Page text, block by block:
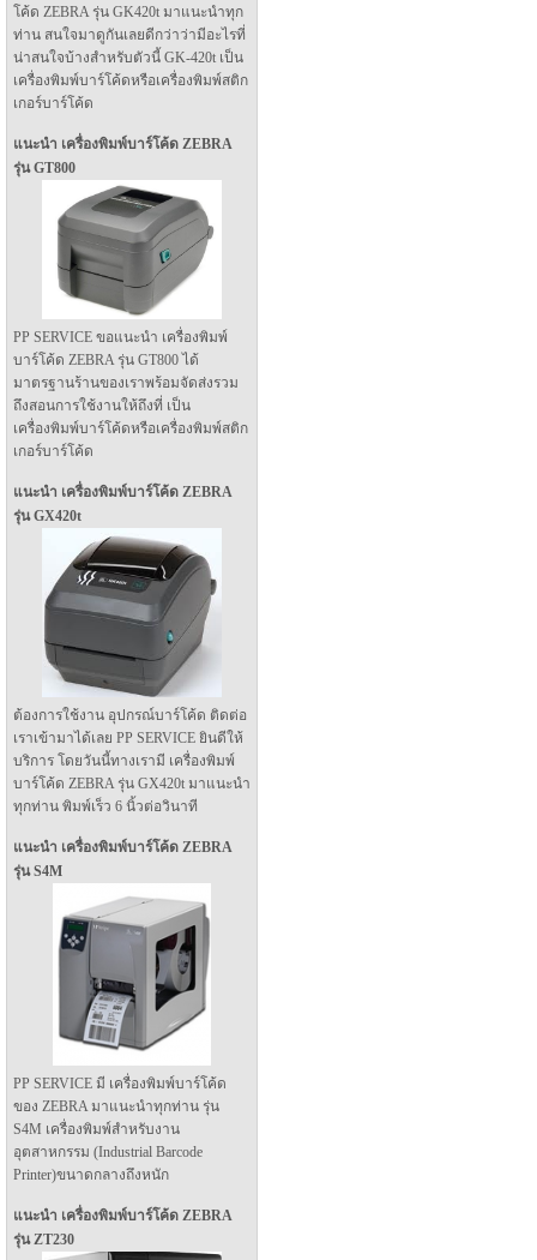
โค้ด ZEBRA รุ่น GK420t มาแนะนำทุก
ท่าน สนใจมาดูกันเลยดีกว่าว่ามีอะไรที่
น่าสนใจบ้างสำหรับตัวนี้ GK-420t เป็น
เครื่องพิมพ์บาร์โค้ดหรือเครื่องพิมพ์สติก
เกอร์บาร์โค้ด
แนะนำ เครื่องพิมพ์บาร์โค้ด ZEBRA
รุ่น GT800
PP SERVICE ขอแนะนำ เครื่องพิมพ์
บาร์โค้ด ZEBRA รุ่น GT800 ได้
มาตรฐานร้านของเราพร้อมจัดส่งรวม
ถึงสอนการใช้งานให้ถึงที่ เป็น
เครื่องพิมพ์บาร์โค้ดหรือเครื่องพิมพ์สติก
เกอร์บาร์โค้ด
แนะนำ เครื่องพิมพ์บาร์โค้ด ZEBRA
รุ่น GX420t
ต้องการใช้งาน อุปกรณ์บาร์โค้ด ติดต่อ
เราเข้ามาได้เลย PP SERVICE ยินดีให้
บริการ โดยวันนี้ทางเรามี เครื่องพิมพ์
บาร์โค้ด ZEBRA รุ่น GX420t มาแนะนำ
ทุกท่าน พิมพ์เร็ว 6 นิ้วต่อวินาที
แนะนำ เครื่องพิมพ์บาร์โค้ด ZEBRA
รุ่น S4M
PP SERVICE มี เครื่องพิมพ์บาร์โค้ด
ของ ZEBRA มาแนะนำทุกท่าน รุ่น
S4M เครื่องพิมพ์สำหรับงาน
อุตสาหกรรม (Industrial Barcode
Printer)ขนาดกลางถึงหนัก
แนะนำ เครื่องพิมพ์บาร์โค้ด ZEBRA
รุ่น ZT230